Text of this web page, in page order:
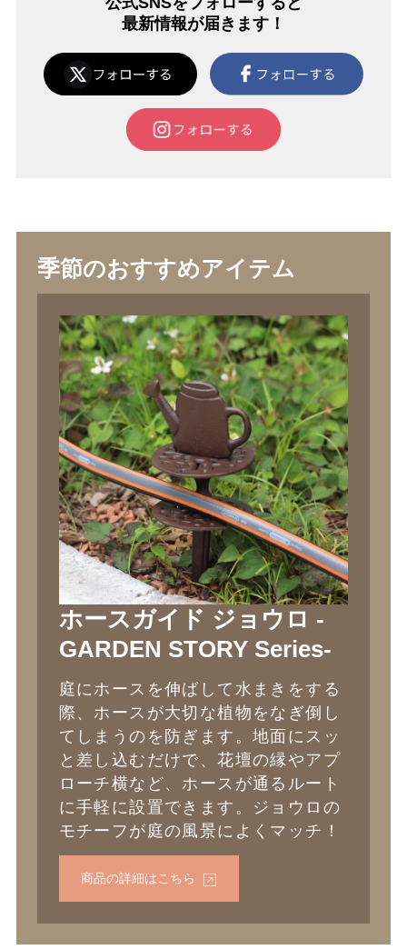
最新情報が届きます！
季節のおすすめアイテム
ホースガイド ジョウロ -
GARDEN STORY Series-
庭にホースを伸ばして水まきをする
際、ホースが大切な植物をなぎ倒し
てしまうのを防ぎます。地面にスッ
と差し込むだけで、花壇の縁やアプ
ローチ横など、ホースが通るルート
に手軽に設置できます。ジョウロの
モチーフが庭の風景によくマッチ！
商品の詳細はこちら